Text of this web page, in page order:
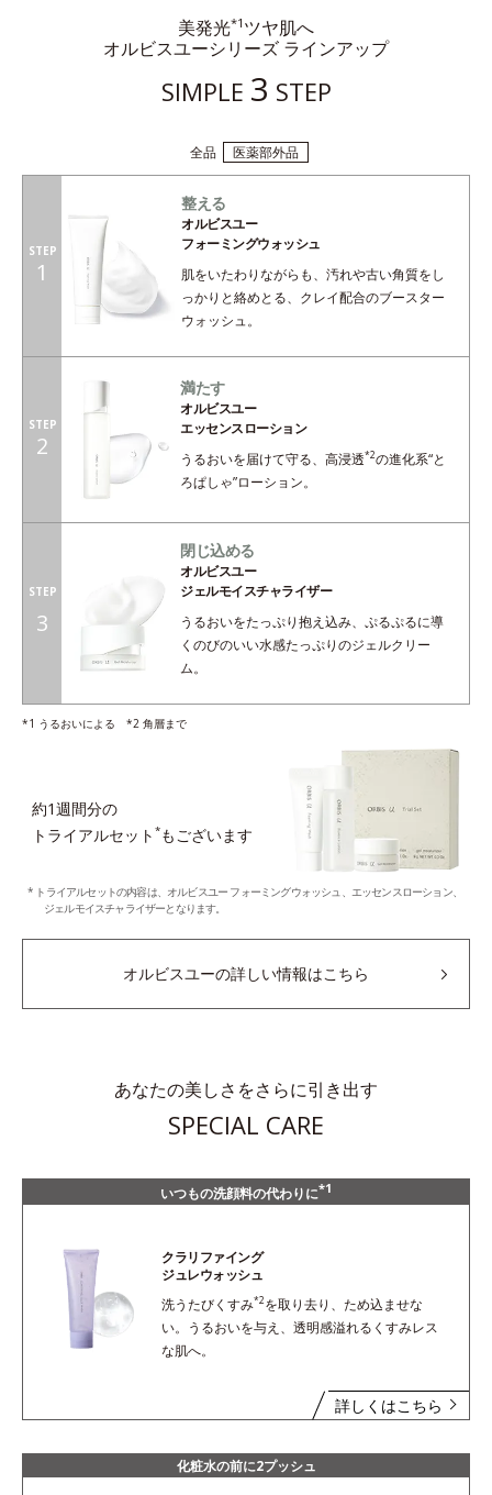
美発光*1 ツヤ肌へ
オルビスユーシリーズ ラインアップ
SIMPLE 3 STEP
全品 医薬部外品
STEP
1
整える
オルビスユー
フォーミングウォッシュ
肌をいたわりながらも、汚れや古い角質をし
っかりと絡めとる、クレイ配合のブースター
ウォッシュ。
STEP
2
満たす
オルビスユー
エッセンスローション
うるおいを届けて守る、高浸透*2の進化系“と
ろぱしゃ”ローション。
STEP
3
閉じ込める
オルビスユー
ジェルモイスチャライザー
うるおいをたっぷり抱え込み、ぷるぷるに導
くのびのいい水感たっぷりのジェルクリー
ム。
*1 うるおいによる *2 角層まで
約1週間分の
トライアルセット*もございます
* トライアルセットの内容は、オルビスユー フォーミングウォッシュ、エッセンスローション、
ジェルモイスチャライザーとなります。
オルビスユーの詳しい情報はこちら
あなたの美しさをさらに引き出す
SPECIAL CARE
いつもの洗顔料の代わりに*1
クラリファイング
ジュレウォッシュ
洗うたびくすみ*2を取り去り、ため込ませな
い。うるおいを与え、透明感溢れるくすみレス
な肌へ。
詳しくはこちら
化粧水の前に2プッシュ